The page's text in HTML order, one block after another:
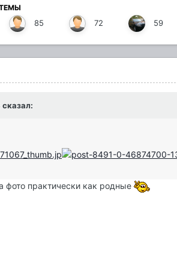
85 72 59
фото практически как родные